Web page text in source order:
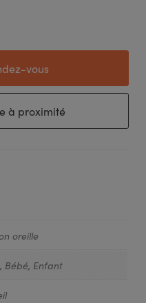
vous
à proximité
oreille
Bébé, Enfant